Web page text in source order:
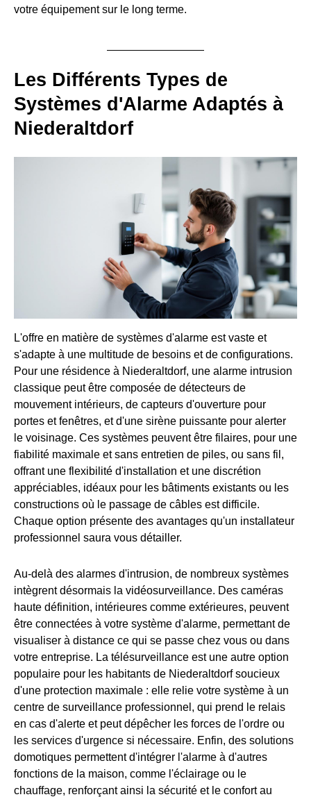
votre équipement sur le long terme.
Les Différents Types de
Systèmes d'Alarme Adaptés à
Niederaltdorf
L'offre en matière de systèmes d'alarme est vaste et
s'adapte à une multitude de besoins et de configurations.
Pour une résidence à Niederaltdorf, une alarme intrusion
classique peut être composée de détecteurs de
mouvement intérieurs, de capteurs d'ouverture pour
portes et fenêtres, et d'une sirène puissante pour alerter
le voisinage. Ces systèmes peuvent être filaires, pour une
fiabilité maximale et sans entretien de piles, ou sans fil,
offrant une flexibilité d'installation et une discrétion
appréciables, idéaux pour les bâtiments existants ou les
constructions où le passage de câbles est difficile.
Chaque option présente des avantages qu'un installateur
professionnel saura vous détailler.
Au-delà des alarmes d'intrusion, de nombreux systèmes
intègrent désormais la vidéosurveillance. Des caméras
haute définition, intérieures comme extérieures, peuvent
être connectées à votre système d'alarme, permettant de
visualiser à distance ce qui se passe chez vous ou dans
votre entreprise. La télésurveillance est une autre option
populaire pour les habitants de Niederaltdorf soucieux
d'une protection maximale : elle relie votre système à un
centre de surveillance professionnel, qui prend le relais
en cas d'alerte et peut dépêcher les forces de l'ordre ou
les services d'urgence si nécessaire. Enfin, des solutions
domotiques permettent d'intégrer l'alarme à d'autres
fonctions de la maison, comme l'éclairage ou le
chauffage, renforçant ainsi la sécurité et le confort au